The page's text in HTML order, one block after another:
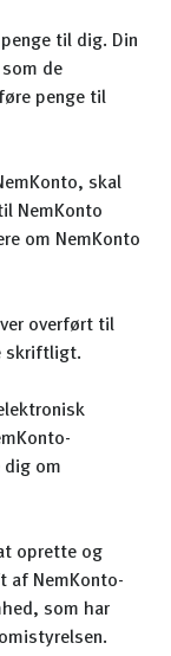
til dig. Din
de
penge til
skal
NemKonto
om NemKonto
overført til
skriftligt.
om
oprette og
af NemKonto-
som har